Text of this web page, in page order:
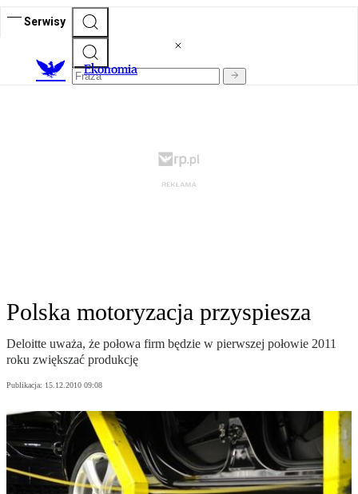
Serwisy
Ekonomia
Polska motoryzacja przyspiesza
Deloitte uważa, że połowa firm będzie w pierwszej połowie 2011
roku zwiększać produkcję
Publikacja: 15.12.2010 09:08